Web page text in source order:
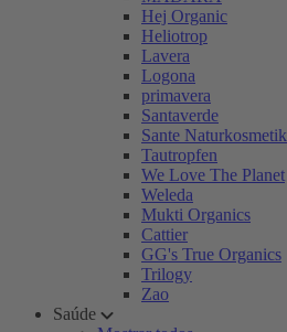
Hej Organic
Heliotrop
Lavera
Logona
primavera
Santaverde
Sante Naturkosmetik
Tautropfen
We Love The Planet
Weleda
Mukti Organics
Cattier
GG's True Organics
Trilogy
Zao
Saúde